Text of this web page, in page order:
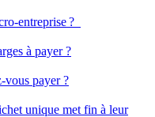
entreprise ?
à payer ?
vous payer ?
unique met fin à leur